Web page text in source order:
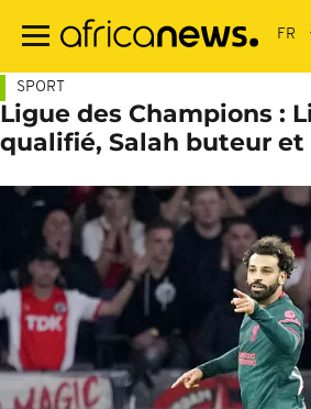
contenu
SPORT
Ligue des Champions :
qualifié, Salah buteur et